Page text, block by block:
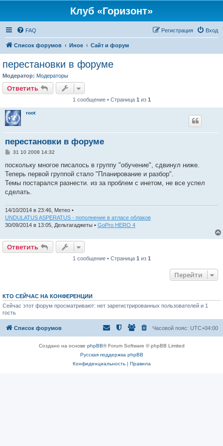
Клуб «Горизонт»
FAQ Вход
Регистрация
Список форумов Иное Сайт и форум
перестановки в форуме
Модератор: Модераторы
Ответить
1 сообщение • Страница 1 из 1
root
перестановки в форуме
С
о
щ
е
и
31 10 2008 14:32
поскольку многое писалось в группу "обучение", сдвинул ниже.
Теперь первой группой стало "Планирование и разбор".
Темы постарался разнести. из за проблем с инетом, не все успел
сделать.
14/10/2014 в 23:46, Метео •
UNDULATUS ASPERATUS - пополнение в атласе облаков
30/09/2014 в 13:05, Дельтагаджеты • GoPro HERO 4
Ответить
1 сообщение • Страница 1 из 1
Перейти
КТО СЕЙЧАС НА КОНФЕРЕНЦИИ
Сейчас этот форум просматривают: нет зарегистрированных пользователей и 1
гость
Список форумов Часовой пояс: UTC+04:00
Создано на основе phpBB® Forum Software © phpBB Limited
Русская поддержка phpBB
Конфиденциальность| Правила